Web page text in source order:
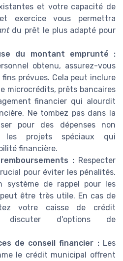
et votre capacité de
exercice vous permettra
du prêt le plus adapté pour
du montant emprunté :
obtenu, assurez-vous
prévues. Cela peut inclure
microcrédits, prêts bancaires
financier qui alourdit
Ne tombez pas dans la
pour des dépenses non
les projets spéciaux qui
financière.
: Respecter
pour éviter les pénalités.
système de rappel pour les
être très utile. En cas de
votre caisse de crédit
discuter d'options de
de conseil financier :Les
le crédit municipal offrent